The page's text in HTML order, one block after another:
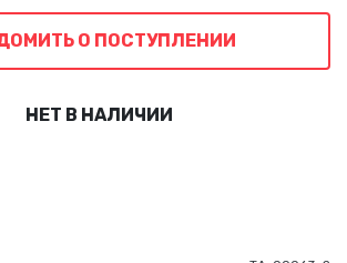
О ПОСТУПЛЕНИИ
НЕТ В НАЛИЧИИ